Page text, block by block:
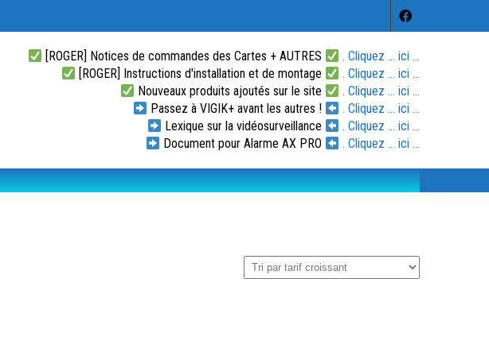
[ROGER] Notices de commandes des Cartes + AUTRES
. Cliquez ... ici ...
[ROGER] Instructions d'installation et de montage
. Cliquez ... ici ...
Nouveaux produits ajoutés sur le site
. Cliquez ... ici ...
Passez à VIGIK+ avant les autres !
. Cliquez ... ici ...
Lexique sur la vidéosurveillance
. Cliquez ... ici ...
Document pour Alarme AX PRO
. Cliquez ... ici ...